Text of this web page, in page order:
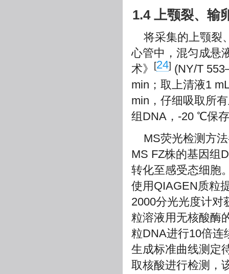
1.4 上颚裂、输
将采集的上颚裂
心管中，混匀成悬
术》
[24] (NY/T
min；取上清液1
min，仔细吸取所
组DNA，-20 ℃保
MS荧光检测方
MS FZ株的基因组
转化至感受态细胞
使用QIAGEN质粒
2000分光光度计对
粒溶液用无核酸酶
粒DNA进行10倍连
生成标准曲线测定
取核酸进行检测，